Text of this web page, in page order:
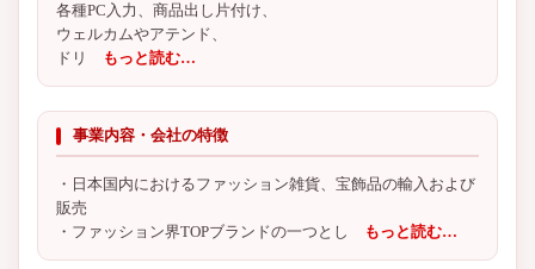
各種PC入力、商品出し片付け、
ウェルカムやアテンド、
ドリ
もっと読む…
事業内容・会社の特徴
・日本国内におけるファッション雑貨、宝飾品の輸入および
販売
・ファッション界TOPブランドの一つとし
もっと読む…